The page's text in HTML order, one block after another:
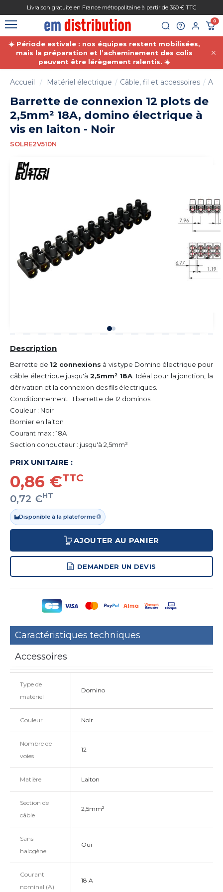
Livraison gratuite en France métropolitaine à partir de 360 € TTC
0
☀️ Période estivale : nos équipes restent mobilisées,
mais la préparation et l’acheminement des colis
peuvent être lérègement ralentis. ☀️
Accueil Matériel électrique Câble, fil et accessoires
Barrette de connexion 12 plots de
2,5mm² 18A, domino électrique à
vis en laiton - Noir
SOLRE2V510N
Description
Barrette de 12 connexions à vis type Domino électrique pour
câble électrique jusqu'à 2,5mm² 18A . Idéal pour la jonction, la
dérivation et la connexion des fils électriques.
Conditionnement : 1 barrette de 12 dominos.
Couleur : Noir
Bornier en laiton
Courant max : 18A
Section conducteur : jusqu'à 2,5mm²
PRIX UNITAIRE :
0,86 €TTC
0,72 €HT
Disponible à la plateforme
AJOUTER AU PANIER
DEMANDER UN DEVIS
Caractéristiques techniques
Accessoires
Type de
matériel
Domino
Couleur Noir
Nombre de
voies
12
Matière Laiton
Section de
câble
2,5mm²
Sans
halogène
Oui
Courant
nominal (A)
18 A
Gestion des cookies